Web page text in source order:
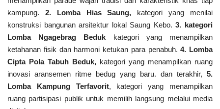
kampung. 2. Lomba Hias Saung, kategori yang menilai
konstruksi bangunan arsitektur lokal Saung Kebo.3. kategori
Lomba Ngagebrag Beduk kategori yang menampilkan
ketahanan fisik dan harmoni ketukan para penabuh.4. Lomba
Cipta Pola Tabuh Beduk, kategori yang menampilkan ruang
inovasi aransemen ritme bedug yang baru. dan terakhir, 5.
Lomba Kampung Terfavorit, kategori yang menampilkan
ruang partisipasi publik untuk memilih langsung melalui media